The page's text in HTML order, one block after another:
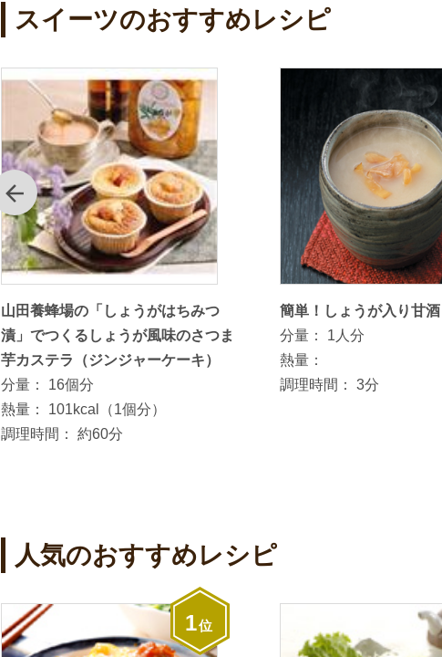
スイーツのおすすめレシピ
前
山田養蜂場の「しょうがはちみつ
漬」でつくるしょうが風味のさつま
芋カステラ（ジンジャーケーキ）
分量：
16個分
熱量：
101kcal（1個分）
調理時間：
約60分
簡単！しょうが入り甘酒
分量：
1人分
熱量：
調理時間：
3分
人気のおすすめレシピ
1位